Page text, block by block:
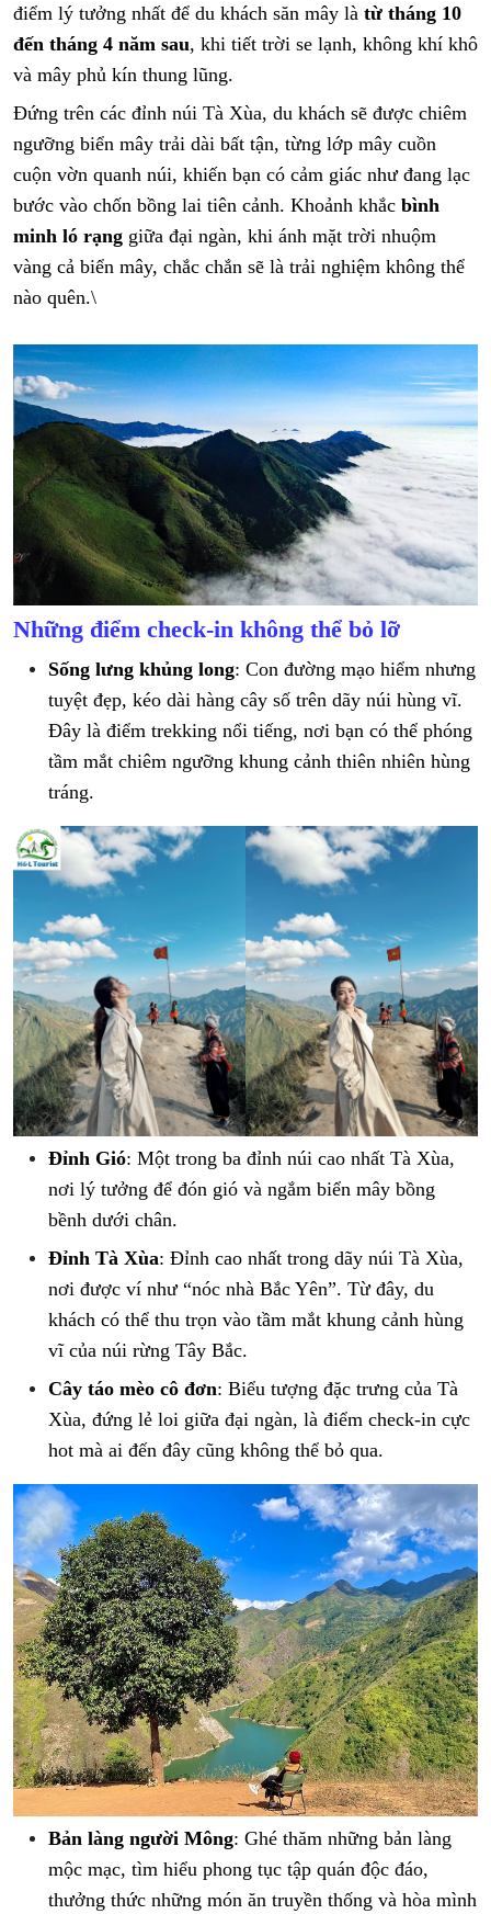
điểm lý tưởng nhất để du khách săn mây là từ tháng 10
đến tháng 4 năm sau, khi tiết trời se lạnh, không khí khô
và mây phủ kín thung lũng.
Đứng trên các đỉnh núi Tà Xùa, du khách sẽ được chiêm
ngưỡng biển mây trải dài bất tận, từng lớp mây cuồn
cuộn vờn quanh núi, khiến bạn có cảm giác như đang lạc
bước vào chốn bồng lai tiên cảnh. Khoảnh khắc bình
minh ló rạng giữa đại ngàn, khi ánh mặt trời nhuộm
vàng cả biển mây, chắc chắn sẽ là trải nghiệm không thể
nào quên.\
Những điểm check-in không thể bỏ lỡ
Sống lưng khủng long: Con đường mạo hiểm nhưng
tuyệt đẹp, kéo dài hàng cây số trên dãy núi hùng vĩ.
Đây là điểm trekking nổi tiếng, nơi bạn có thể phóng
tầm mắt chiêm ngưỡng khung cảnh thiên nhiên hùng
tráng.
Đỉnh Gió: Một trong ba đỉnh núi cao nhất Tà Xùa,
nơi lý tưởng để đón gió và ngắm biển mây bồng
bềnh dưới chân.
Đỉnh Tà Xùa: Đỉnh cao nhất trong dãy núi Tà Xùa,
nơi được ví như “nóc nhà Bắc Yên”. Từ đây, du
khách có thể thu trọn vào tầm mắt khung cảnh hùng
vĩ của núi rừng Tây Bắc.
Cây táo mèo cô đơn: Biểu tượng đặc trưng của Tà
Xùa, đứng lẻ loi giữa đại ngàn, là điểm check-in cực
hot mà ai đến đây cũng không thể bỏ qua.
Bản làng người Mông: Ghé thăm những bản làng
mộc mạc, tìm hiểu phong tục tập quán độc đáo,
thưởng thức những món ăn truyền thống và hòa mình